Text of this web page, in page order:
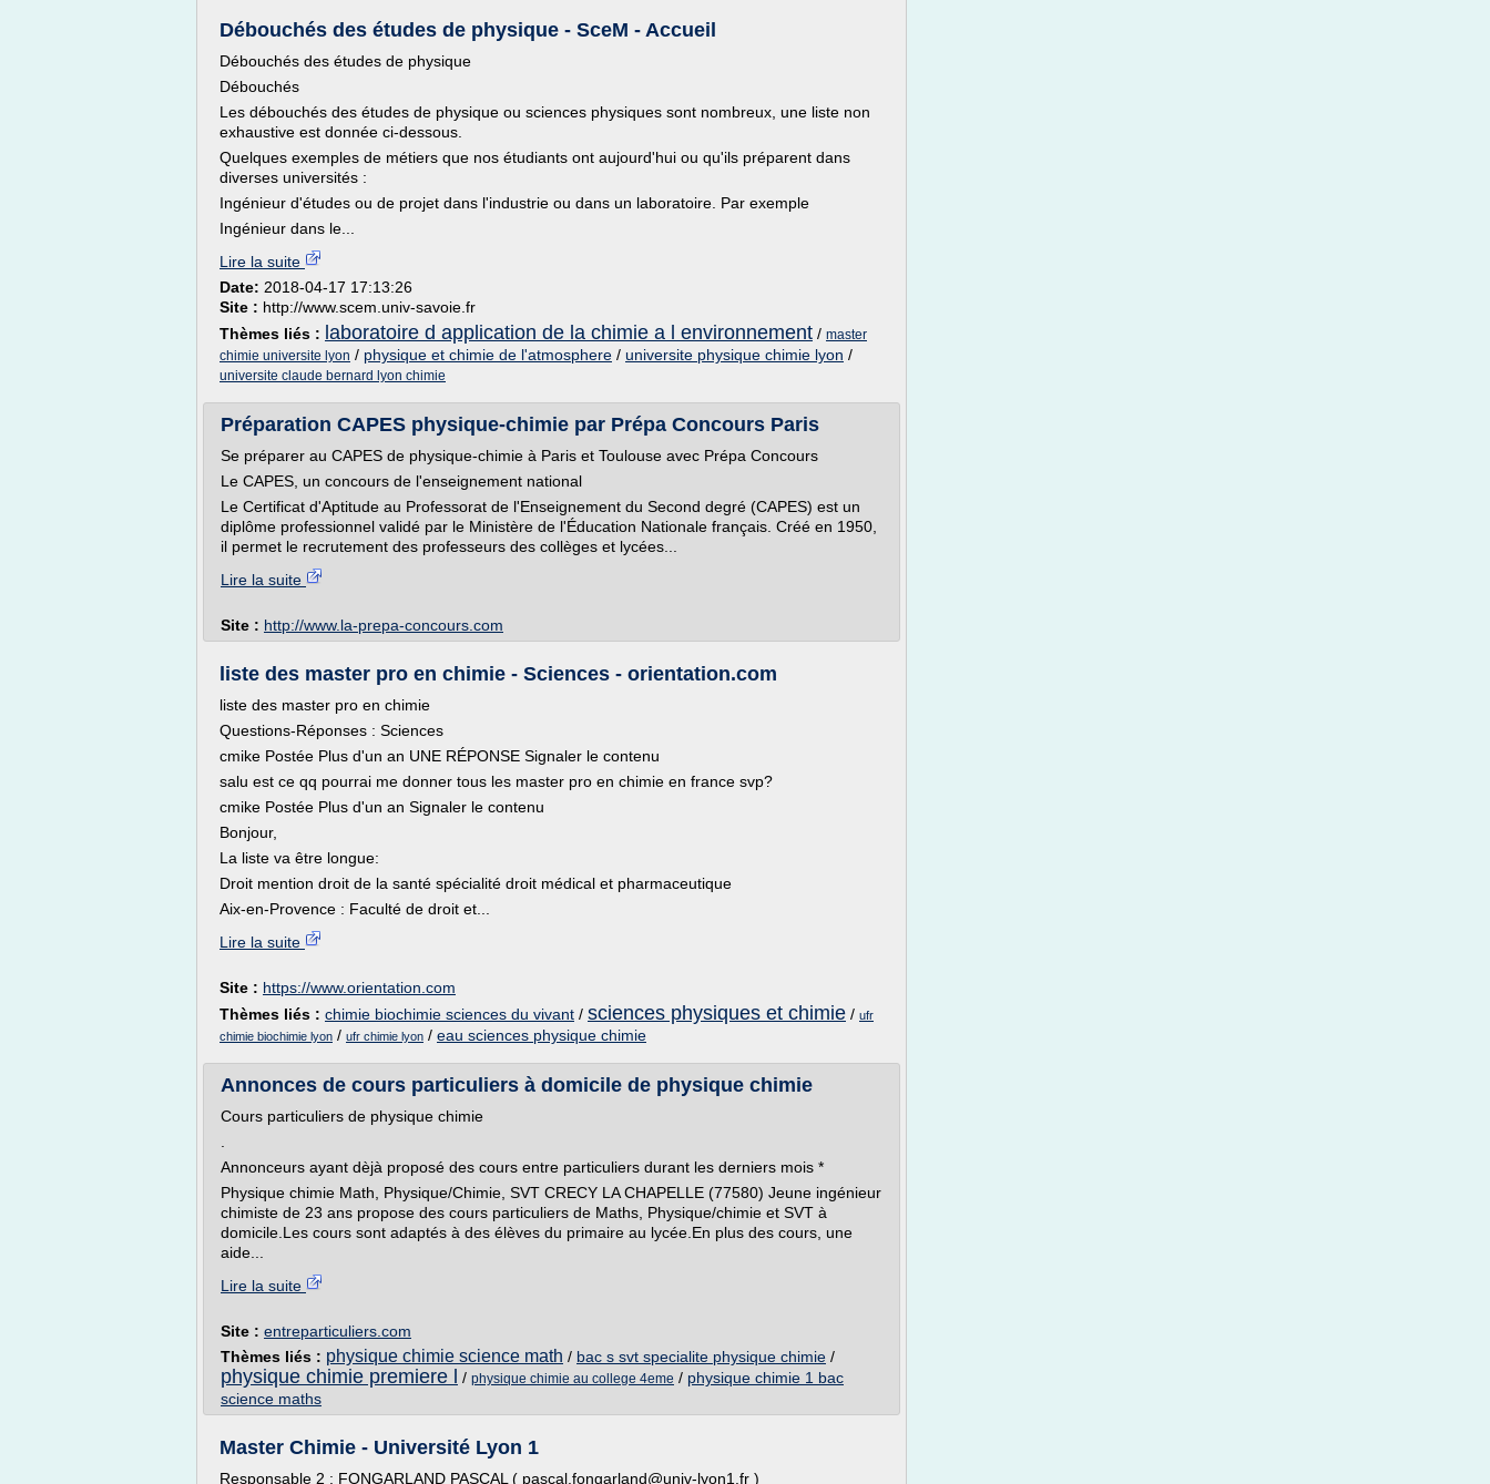
Débouchés des études de physique - SceM - Accueil
Débouchés des études de physique
Débouchés
Les débouchés des études de physique ou sciences physiques sont nombreux, une liste non
exhaustive est donnée ci-dessous.
Quelques exemples de métiers que nos étudiants ont aujourd'hui ou qu'ils préparent dans
diverses universités :
Ingénieur d'études ou de projet dans l'industrie ou dans un laboratoire. Par exemple
Ingénieur dans le...
Lire la suite
Date: 2018-04-17 17:13:26
Site : http://www.scem.univ-savoie.fr
Thèmes liés : laboratoire d application de la chimie a l environnement / master
chimie universite lyon / physique et chimie de l'atmosphere / universite physique chimie lyon /
universite claude bernard lyon chimie
Préparation CAPES physique-chimie par Prépa Concours Paris
Se préparer au CAPES de physique-chimie à Paris et Toulouse avec Prépa Concours
Le CAPES, un concours de l'enseignement national
Le Certificat d'Aptitude au Professorat de l'Enseignement du Second degré (CAPES) est un
diplôme professionnel validé par le Ministère de l'Éducation Nationale français. Créé en 1950,
il permet le recrutement des professeurs des collèges et lycées...
Lire la suite
Site : http://www.la-prepa-concours.com
liste des master pro en chimie - Sciences - orientation.com
liste des master pro en chimie
Questions-Réponses : Sciences
cmike Postée Plus d'un an UNE RÉPONSE Signaler le contenu
salu est ce qq pourrai me donner tous les master pro en chimie en france svp?
cmike Postée Plus d'un an Signaler le contenu
Bonjour,
La liste va être longue:
Droit mention droit de la santé spécialité droit médical et pharmaceutique
Aix-en-Provence : Faculté de droit et...
Lire la suite
Site : https://www.orientation.com
Thèmes liés : chimie biochimie sciences du vivant / sciences physiques et chimie / ufr
chimie biochimie lyon / ufr chimie lyon / eau sciences physique chimie
Annonces de cours particuliers à domicile de physique chimie
Cours particuliers de physique chimie
Annonceurs ayant dèjà proposé des cours entre particuliers durant les derniers mois *
Physique chimie Math, Physique/Chimie, SVT CRECY LA CHAPELLE (77580) Jeune ingénieur
chimiste de 23 ans propose des cours particuliers de Maths, Physique/chimie et SVT à
domicile.Les cours sont adaptés à des élèves du primaire au lycée.En plus des cours, une
aide...
Lire la suite
Site : entreparticuliers.com
Thèmes liés : physique chimie science math / bac s svt specialite physique chimie /
physique chimie premiere l / physique chimie au college 4eme / physique chimie 1 bac
science maths
Master Chimie - Université Lyon 1
Responsable 2 : FONGARLAND PASCAL ( pascal.fongarland@univ-lyon1.fr )